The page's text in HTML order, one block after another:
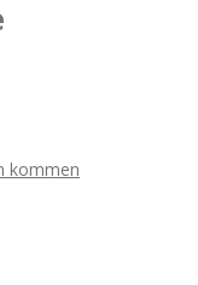
kommen